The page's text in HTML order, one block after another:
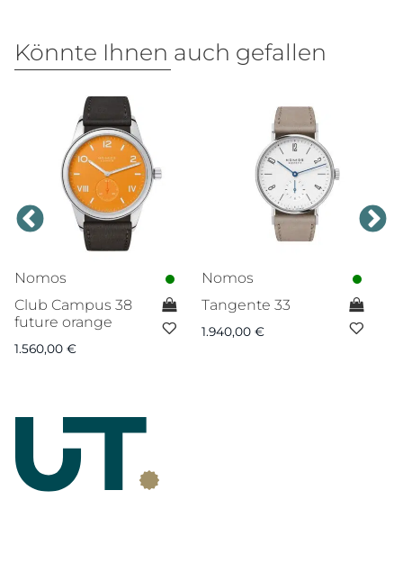
Könnte Ihnen auch gefallen
Nomos
Club Campus 38
future orange
1.560,00 €
Nomos
Tangente 33
1.940,00 €